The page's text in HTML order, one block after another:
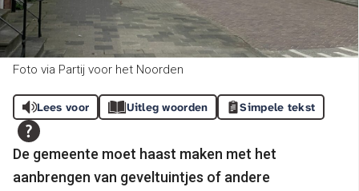
Foto via Partij voor het Noorden
Lees voor Uitleg woorden Simpele tekst
De gemeente moet haast maken met het
aanbrengen van geveltuintjes of andere